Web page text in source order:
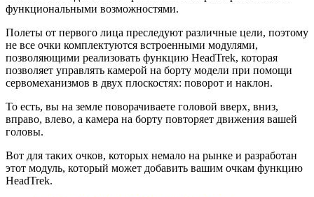
функциональными возможностями.
Полеты от первого лица преследуют различные цели, поэтому
не все очки комплектуются встроенными модулями,
позволяющими реализовать функцию HeadTrek, которая
позволяет управлять камерой на борту модели при помощи
сервомеханизмов в двух плоскостях: поворот и наклон.
То есть, вы на земле поворачиваете головой вверх, вниз,
вправо, влево, а камера на борту повторяет движения вашей
головы.
Вот для таких очков, которых немало на рынке и разработан
этот модуль, который может добавить вашим очкам функцию
HeadTrek.